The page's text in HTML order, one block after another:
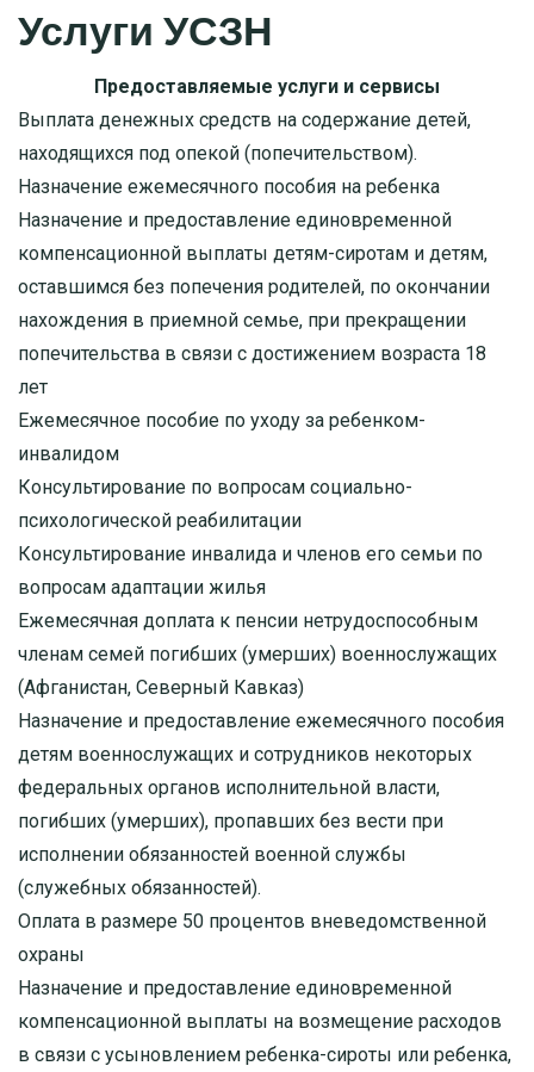
Услуги УСЗН
Предоставляемые услуги и сервисы
Выплата денежных средств на содержание детей,
находящихся под опекой (попечительством).
Назначение ежемесячного пособия на ребенка
Назначение и предоставление единовременной
компенсационной выплаты детям-сиротам и детям,
оставшимся без попечения родителей, по окончании
нахождения в приемной семье, при прекращении
попечительства в связи с достижением возраста 18
лет
Ежемесячное пособие по уходу за ребенком-
инвалидом
Консультирование по вопросам социально-
психологической реабилитации
Консультирование инвалида и членов его семьи по
вопросам адаптации жилья
Ежемесячная доплата к пенсии нетрудоспособным
членам семей погибших (умерших) военнослужащих
(Афганистан, Северный Кавказ)
Назначение и предоставление ежемесячного пособия
детям военнослужащих и сотрудников некоторых
федеральных органов исполнительной власти,
погибших (умерших), пропавших без вести при
исполнении обязанностей военной службы
(служебных обязанностей).
Оплата в размере 50 процентов вневедомственной
охраны
Назначение и предоставление единовременной
компенсационной выплаты на возмещение расходов
в связи с усыновлением ребенка-сироты или ребенка,